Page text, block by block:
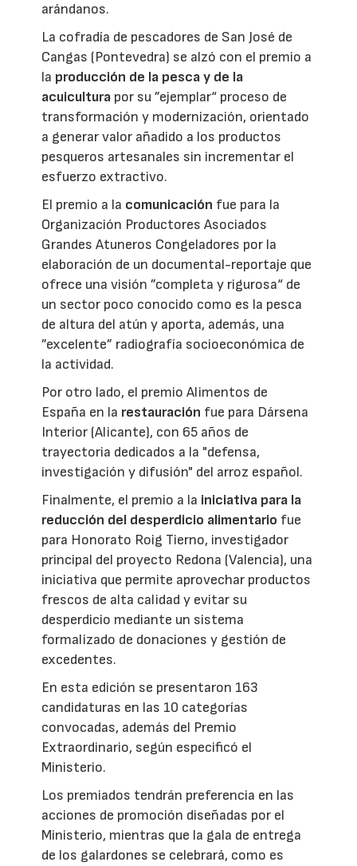
arándanos.
La cofradía de pescadores de San José de
Cangas (Pontevedra) se alzó con el premio a
la producción de la pesca y de la
acuicultura por su ”ejemplar“ proceso de
transformación y modernización, orientado
a generar valor añadido a los productos
pesqueros artesanales sin incrementar el
esfuerzo extractivo.
El premio a la comunicación fue para la
Organización Productores Asociados
Grandes Atuneros Congeladores por la
elaboración de un documental-reportaje que
ofrece una visión ”completa y rigurosa“ de
un sector poco conocido como es la pesca
de altura del atún y aporta, además, una
”excelente” radiografía socioeconómica de
la actividad.
Por otro lado, el premio Alimentos de
España en la restauración fue para Dársena
Interior (Alicante), con 65 años de
trayectoria dedicados a la "defensa,
investigación y difusión" del arroz español.
Finalmente, el premio a la iniciativa para la
reducción del desperdicio alimentario fue
para Honorato Roig Tierno, investigador
principal del proyecto Redona (Valencia), una
iniciativa que permite aprovechar productos
frescos de alta calidad y evitar su
desperdicio mediante un sistema
formalizado de donaciones y gestión de
excedentes.
En esta edición se presentaron 163
candidaturas en las 10 categorías
convocadas, además del Premio
Extraordinario, según especificó el
Ministerio.
Los premiados tendrán preferencia en las
acciones de promoción diseñadas por el
Ministerio, mientras que la gala de entrega
de los galardones se celebrará, como es